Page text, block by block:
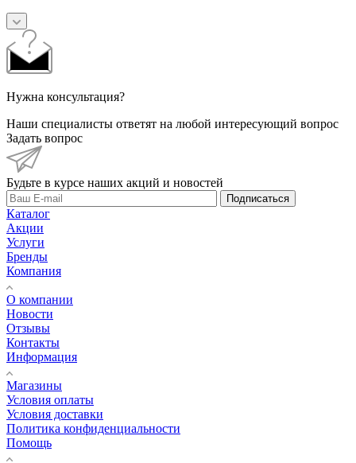
Нужна консультация?
Наши специалисты ответят на любой интересующий вопрос
Задать вопрос
Будьте в курсе наших акций и новостей
Подписаться
Каталог
Акции
Услуги
Бренды
Компания
О компании
Новости
Отзывы
Контакты
Информация
Магазины
Условия оплаты
Условия доставки
Политика конфиденциальности
Помощь